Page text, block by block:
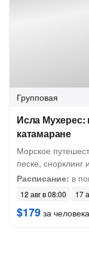
Групповая
Исла Мухерес:
катамаране
Морское
песке, снорклинг
Расписание: в
12 авг в 08:00 17
$179 за человека